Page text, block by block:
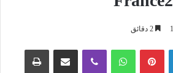
لينكدإن بينتيريست واتساب ڤايبر مشاركة عبر البريد